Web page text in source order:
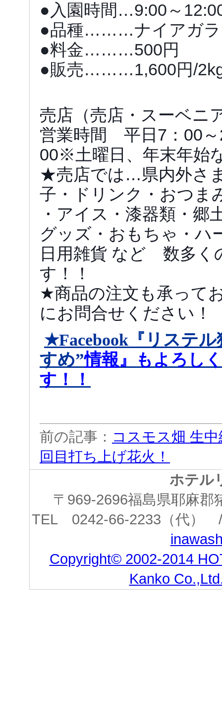
●入園時間…9:00～
●品種………ナイアガラ
●料金………500円
●販売………1,600円/
売店（売店・スーベニ
営業時間 平日7：00～
00※土曜日、年末年始
★売店では…県内外さ
子・ドリンク・おつま
・アイス・漆器類・郷
グッズ・おもちゃ・ハ
日用雑貨 など 数多く
す！！
★商品の注文も承って
にお問合せください！
★Facebook『 リステ
すめ”情報』もよろし
す！！
前の記事： コスモス畑 生中
回目打ち上げ花火！
ホテル
〒969-2696福島県耶麻
TEL 0242-66-2233（代
Copyright© 2002-2014
Kanko